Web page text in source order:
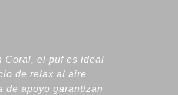
Coral, el puf es ideal
de relax al aire
de apoyo garantizan